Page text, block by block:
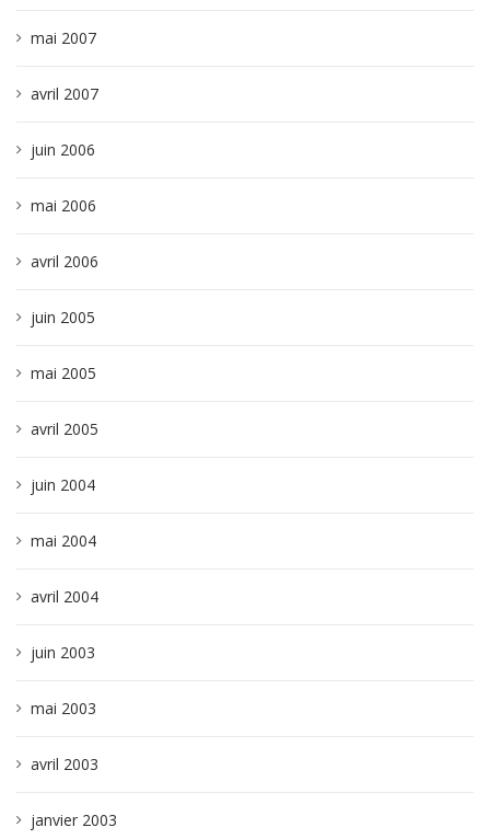
mai 2007
avril 2007
juin 2006
mai 2006
avril 2006
juin 2005
mai 2005
avril 2005
juin 2004
mai 2004
avril 2004
juin 2003
mai 2003
avril 2003
janvier 2003